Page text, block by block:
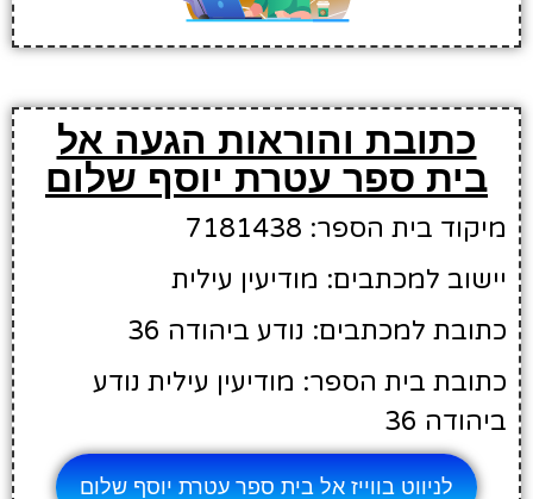
כתובת והוראות הגעה אל
בית ספר עטרת יוסף שלום
מיקוד בית הספר: 7181438
יישוב למכתבים: מודיעין עילית
כתובת למכתבים: נודע ביהודה 36
כתובת בית הספר: מודיעין עילית נודע
ביהודה 36
לניווט בווייז אל בית ספר עטרת יוסף שלום